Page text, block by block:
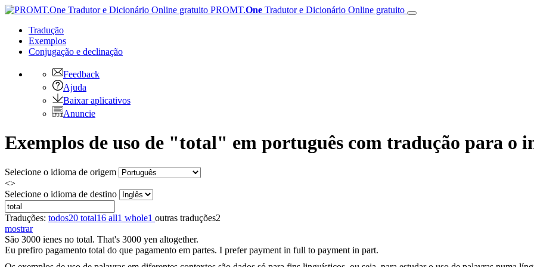
PROMT.One Tradutor e Dicionário Online gratuito
Tradução
Exemplos
Conjugação e declinação
Feedback
Ajuda
Baixar aplicativos
Anuncie
Exemplos de uso de "total" em português com tradução para o
Selecione o idioma de origem
<>
Selecione o idioma de destino
Traduções: todos20 total16 all1 whole1 outras traduções2
mostrar
São 3000 ienes no total. That's 3000 yen altogether.
Eu prefiro pagamento total do que pagamento em partes. I prefer payment in full to payment in part.